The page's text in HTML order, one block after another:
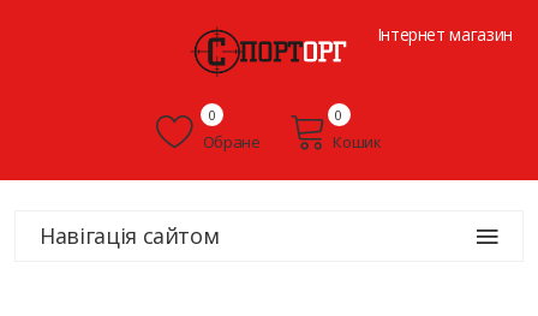
Інтернет магазин
Обране
0
Кошик
0
Навігація сайтом